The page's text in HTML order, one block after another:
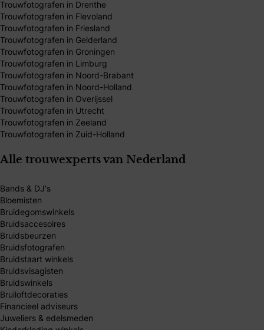
Trouwfotografen in Drenthe
Trouwfotografen in Flevoland
Trouwfotografen in Friesland
Trouwfotografen in Gelderland
Trouwfotografen in Groningen
Trouwfotografen in Limburg
Trouwfotografen in Noord-Brabant
Trouwfotografen in Noord-Holland
Trouwfotografen in Overijssel
Trouwfotografen in Utrecht
Trouwfotografen in Zeeland
Trouwfotografen in Zuid-Holland
Alle trouwexperts van Nederland
Bands & DJ's
Bloemisten
Bruidegomswinkels
Bruidsaccesoires
Bruidsbeurzen
Bruidsfotografen
Bruidstaart winkels
Bruidsvisagisten
Bruidswinkels
Bruiloftdecoraties
Financieel adviseurs
Juweliers & edelsmeden